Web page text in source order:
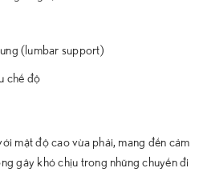
(lumbar support)
chế độ
mật độ cao vừa phải, mang đến cảm
gây khó chịu trong những chuyến đi